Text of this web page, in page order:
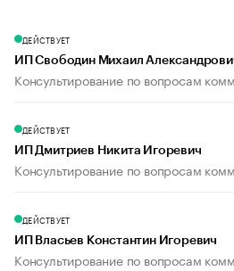
ДЕЙСТВУЕТ
ИП Свободин Михаил
Консультирование по вопросам
ДЕЙСТВУЕТ
ИП Дмитриев Никита Игоревич
Консультирование по вопросам
ДЕЙСТВУЕТ
ИП Власьев Константин Игоревич
Консультирование по вопросам